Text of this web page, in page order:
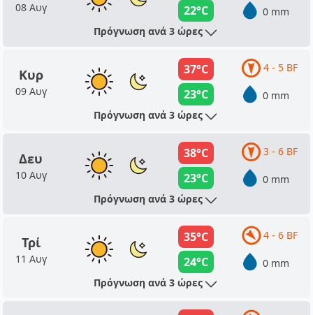
08 Αυγ
22°C
0 mm
Πρόγνωση ανά 3 ώρες
Κυρ
09 Αυγ
37°C
23°C
4 - 5 BF
0 mm
Πρόγνωση ανά 3 ώρες
Δευ
10 Αυγ
38°C
23°C
3 - 6 BF
0 mm
Πρόγνωση ανά 3 ώρες
Τρί
11 Αυγ
35°C
24°C
4 - 6 BF
0 mm
Πρόγνωση ανά 3 ώρες